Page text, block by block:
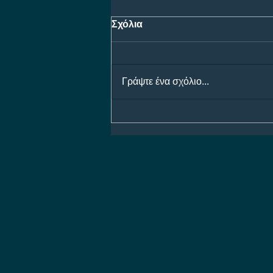
Σχόλια
Γράψτε ένα σχόλιο...